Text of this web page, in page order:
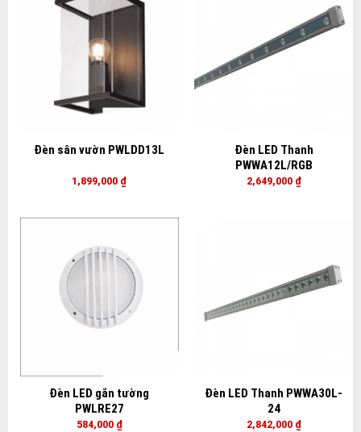
Đèn sân vườn PWLDD13L
1,899,000 ₫
Đèn LED Thanh
PWWA12L/RGB
2,649,000 ₫
Đèn LED gắn tường
PWLRE27
584,000 ₫
Đèn LED Thanh PWWA30L-
24
2,842,000 ₫